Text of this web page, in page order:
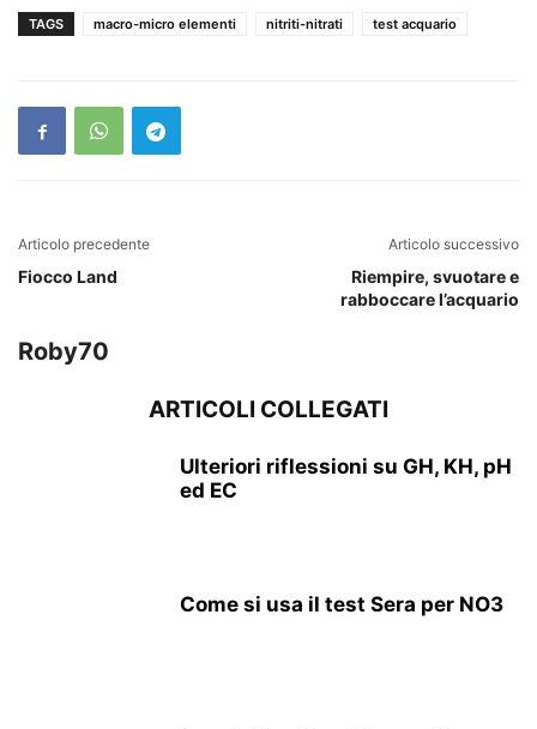
TAGS macro-micro elementi nitriti-nitrati test acquario
Articolo precedente
Fiocco Land
Articolo successivo
Riempire, svuotare e
rabboccare l’acquario
Roby70
ARTICOLI COLLEGATI
Ulteriori riflessioni su GH, KH, pH
ed EC
Come si usa il test Sera per NO3